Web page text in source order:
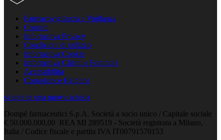
Farmacovigilanza e Vigilanza
Contatti
Informativa Privacy
Condizioni di utilizzo
Informativa Cookie
Informativa Clienti e Fornitori
Accessibilità
Compliance Helpline
si apre in una nuova scheda
Dompé farmaceutici S.p.A. Società a socio unico / Capitale sociale
€ 50.000.000,00 REA MI 289519 - Società registrata a Milano,
Italia / Codice fiscale e partita IVA IT00791570153